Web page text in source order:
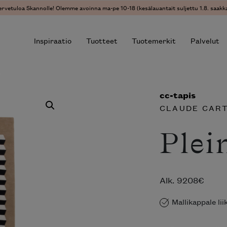
Skannolle! Olemme avoinna ma-pe 10-18 (kesälauantait suljettu 1.8.
Inspiraatio Tuotteet Tuotemerkit Palvelut
cc-tapis
CLAUDE
Alk. 9208€
Mallikappale